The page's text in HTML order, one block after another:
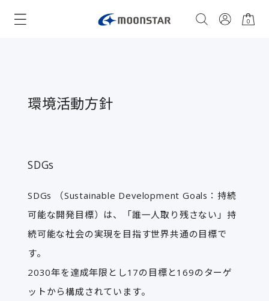
0
環境活動方針
SDGs
SDGs （Sustainable Development Goals：持続
可能な開発目標）は、「誰一人取り残さない」持
続可能な社会の実現を目指す世界共通の目標で
す。
2030年を達成年限とし17の目標と169のターゲ
ットから構成されています。